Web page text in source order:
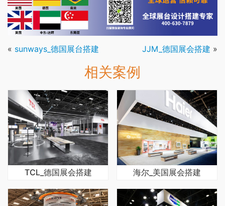
« sunways_德国展台搭建 JJM_德国展会搭建 »
相关案例
TCL_德国展会搭建 海尔_美国展会搭建